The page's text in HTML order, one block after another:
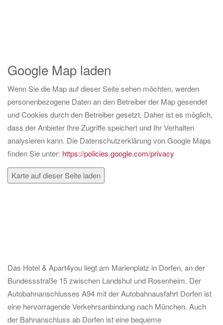
Google Map laden
Wenn Sie die Map auf dieser Seite sehen möchten, werden
personenbezogene Daten an den Betreiber der Map gesendet
und Cookies durch den Betreiber gesetzt. Daher ist es möglich,
dass der Anbieter Ihre Zugriffe speichert und Ihr Verhalten
analysieren kann. Die Datenschutzerklärung von Google Maps
finden Sie unter: https://policies.google.com/privacy
Karte auf dieser Seite laden
Das Hotel & Apart4you liegt am Marienplatz in Dorfen, an der
Bundessstraße 15 zwischen Landshut und Rosenheim. Der
Autobahnanschlusses A94 mit der Autobahnausfahrt Dorfen ist
eine hervorragende Verkehrsanbindung nach München. Auch
der Bahnanschluss ab Dorfen ist eine bequeme